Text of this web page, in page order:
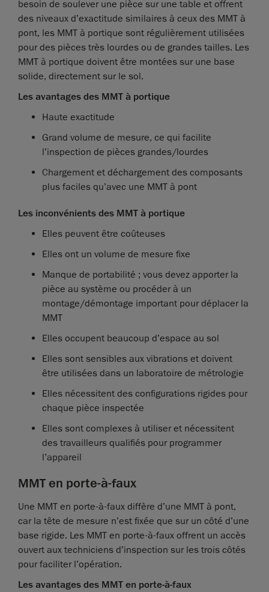
besoin de soulever une pièce sur une table et offrent
des niveaux d’exactitude similaires à ceux des MMT à
pont, les MMT à portique sont régulièrement utilisées
pour des pièces très lourdes ou de grandes tailles. Les
MMT à portique doivent être montées sur une base
solide, directement sur le sol.
Les avantages des MMT à portique
Haute exactitude
Grand volume de mesure, ce qui facilite
l’inspection de pièces grandes/lourdes
Chargement et déchargement des composants
plus faciles qu’avec une MMT à pont
Les inconvénients des MMT à portique
Elles peuvent être coûteuses
Elles ont un volume de mesure fixe
Manque de portabilité ; vous devez apporter la
pièce au système ou procéder à un
montage/démontage important pour déplacer la
MMT
Elles occupent beaucoup d’espace au sol
Elles sont sensibles aux vibrations et doivent
être utilisées dans un laboratoire de métrologie
Elles nécessitent des configurations rigides pour
chaque pièce inspectée
Elles sont complexes à utiliser et nécessitent
des travailleurs qualifiés pour programmer
l’appareil
MMT en porte-à-faux
Une MMT en porte-à-faux diffère d’une MMT à pont,
car la tête de mesure n’est fixée que sur un côté d’une
base rigide. Les MMT en porte-à-faux offrent un accès
ouvert aux techniciens d’inspection sur les trois côtés
pour faciliter l’opération.
Les avantages des MMT en porte-à-faux